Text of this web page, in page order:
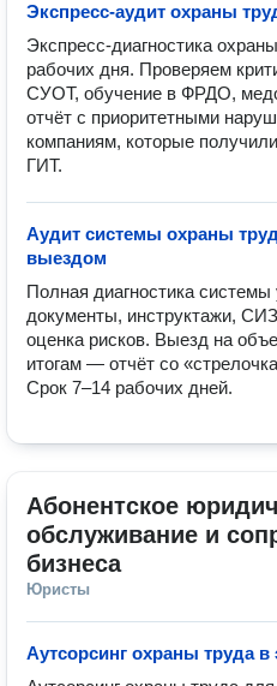
Экспресс-аудит охраны
Экспресс-диагностика
рабочих дня. Проверяем
СУОТ, обучение в ФРДО,
отчёт с приоритетными
компаниям, которые
ГИТ.
Аудит системы охраны
выездом
Полная диагностика
документы, инструктажи,
оценка рисков. Выезд на
итогам — отчёт со
Срок 7–14 рабочих дней.
Абонентское
обслуживание и
бизнеса
Юристы
Аутсорсинг охраны труда в